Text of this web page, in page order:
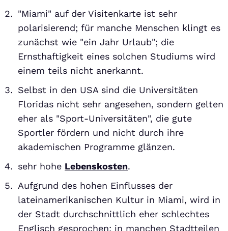
"Miami" auf der Visitenkarte ist sehr
polarisierend; für manche Menschen klingt es
zunächst wie "ein Jahr Urlaub"; die
Ernsthaftigkeit eines solchen Studiums wird
einem teils nicht anerkannt.
Selbst in den USA sind die Universitäten
Floridas nicht sehr angesehen, sondern gelten
eher als "Sport-Universitäten", die gute
Sportler fördern und nicht durch ihre
akademischen Programme glänzen.
sehr hohe Lebenskosten.
Aufgrund des hohen Einflusses der
lateinamerikanischen Kultur in Miami, wird in
der Stadt durchschnittlich eher schlechtes
Englisch gesprochen; in manchen Stadtteilen